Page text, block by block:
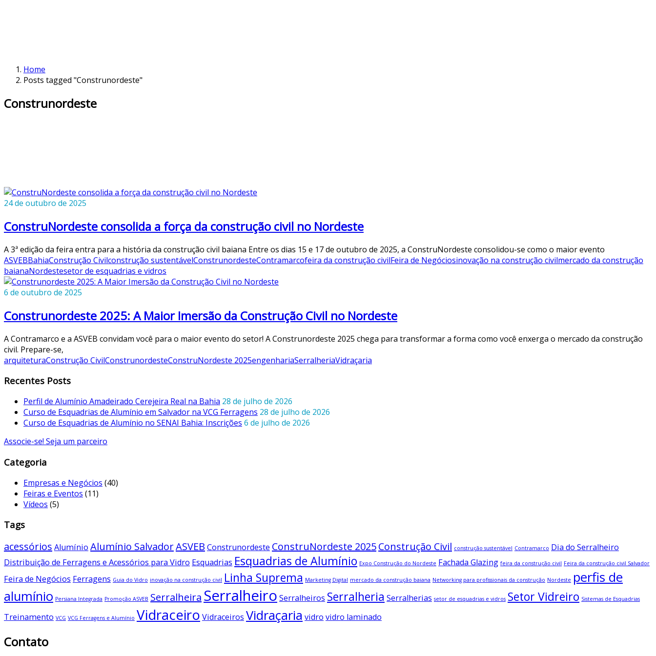
Home
Posts tagged "Construnordeste"
Construnordeste
24 de outubro de 2025
ConstruNordeste consolida a força da construção civil no Nordeste
A 3ª edição da feira entra para a história da construção civil baiana Entre os dias 15 e 17 de outubro de 2025, a ConstruNordeste consolidou-se como o maior evento
ASVEBBahiaConstrução Civilconstrução sustentávelConstrunordesteContramarcofeira da construção civilFeira de Negóciosinovação na construção civilmercado da construção
baianaNordestesetor de esquadrias e vidros
6 de outubro de 2025
Construnordeste 2025: A Maior Imersão da Construção Civil no Nordeste
A Contramarco e a ASVEB convidam você para o maior evento do setor! A Construnordeste 2025 chega para transformar a forma como você enxerga o mercado da construção
civil. Prepare-se,
arquiteturaConstrução CivilConstrunordesteConstruNordeste 2025engenhariaSerralheriaVidraçaria
Recentes Posts
Perfil de Alumínio Amadeirado Cerejeira Real na Bahia 28 de julho de 2026
Curso de Esquadrias de Alumínio em Salvador na VCG Ferragens 28 de julho de 2026
Curso de Esquadrias de Alumínio no SENAI Bahia: Inscrições 6 de julho de 2026
Associe-se! Seja um parceiro
Categoria
Empresas e Negócios (40)
Feiras e Eventos (11)
Vídeos (5)
Tags
acessórios Alumínio Alumínio SalvadorASVEB Construnordeste ConstruNordeste 2025Construção Civil construção sustentável Contramarco Dia do Serralheiro
Distribuição de Ferragens e Acessórios para Vidro Esquadrias Esquadrias de Alumínio Expo Construção do Nordeste Fachada Glazing feira da construção civil Feira da construção civil Salvador
Feira de Negócios Ferragens Guia do Vidro inovação na construção civil Linha Suprema Marketing Digital mercado da construção baiana Networking para profissionais da construção Nordeste perfis de
alumínio Persiana Integrada Promoção ASVEB Serralheira Serralheiro Serralheiros Serralheria Serralherias setor de esquadrias e vidros Setor Vidreiro Sistemas de Esquadrias
Treinamento VCG VCG Ferragens e Alumínio Vidraceiro Vidraceiros Vidraçaria vidro vidro laminado
Contato